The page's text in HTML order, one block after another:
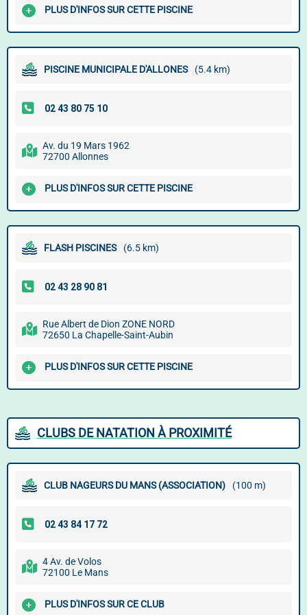
PLUS D'INFOS SUR CETTE PISCINE
PISCINE MUNICIPALE D'ALLONES (5.4 km)
Av. du 19 Mars 1962
72700 Allonnes
PLUS D'INFOS SUR CETTE PISCINE
FLASH PISCINES (6.5 km)
Rue Albert de Dion ZONE NORD
72650 La Chapelle-Saint-Aubin
PLUS D'INFOS SUR CETTE PISCINE
CLUBS DE NATATION À PROXIMITÉ
CLUB NAGEURS DU MANS (ASSOCIATION) (100 m)
4 Av. de Volos
72100 Le Mans
PLUS D'INFOS SUR CE CLUB